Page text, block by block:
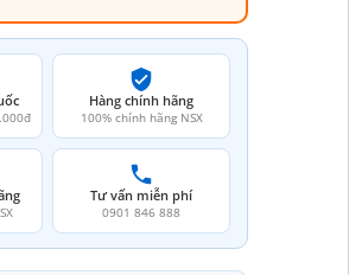
Hàng chính hãng
100% chính hãng NSX
Tư vấn miễn phí
0901 846 888